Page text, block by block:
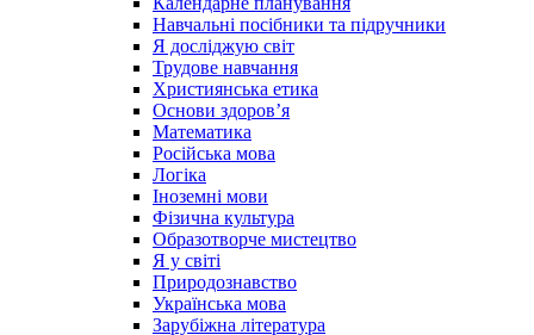
Навчальні посібники та підручники
Я досліджую світ
Трудове навчання
Християнська етика
Основи здоров’я
Математика
Російська мова
Логіка
Іноземні мови
Фізична культура
Образотворче мистецтво
Я у світі
Природознавство
Українська мова
Зарубіжна література